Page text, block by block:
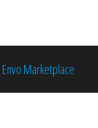
Envo Marketplace